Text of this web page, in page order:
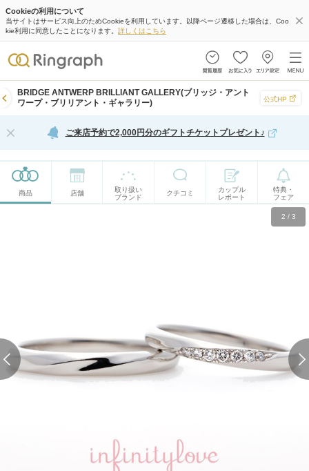
Cookieの利用について
当サイトはサービス向上のためCookieを利用しています。以降ページ遷移した場合は、Coo
kie利用に同意したことになります。 詳しくはこちら
BRIDGE ANTWERP BRILLIANT GALLERY(ブリッジ・アント
ワープ・ブリリアント・ギャラリー)
公式HP
ご来店予約で2,000円分のギフトチケットプレゼント♪
商品 店舗
取り扱い
ブランド
クチコミ
カップル
レポート
特典・
フェア
2 / 3